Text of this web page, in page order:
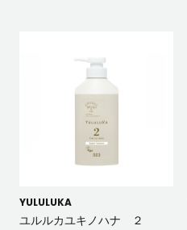
YULULUKA
ユルルカユキノハナ ２